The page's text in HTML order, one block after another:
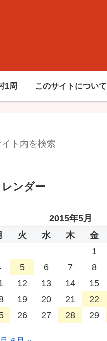
1周 このサイトについて
レンダー
2015年5月
火 水 木 金
1
5 6 7 8
12 13 14 15
19 20 21 22
26 27 28 29